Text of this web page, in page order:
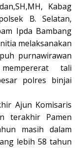
Kabag
B. Selatan,
Ipda Bambang
melaksanakan
purnawirawan
tali
polres binjai
Ajun Komisaris
terakhir Pamen
masih dalam
lebih 58 tahun